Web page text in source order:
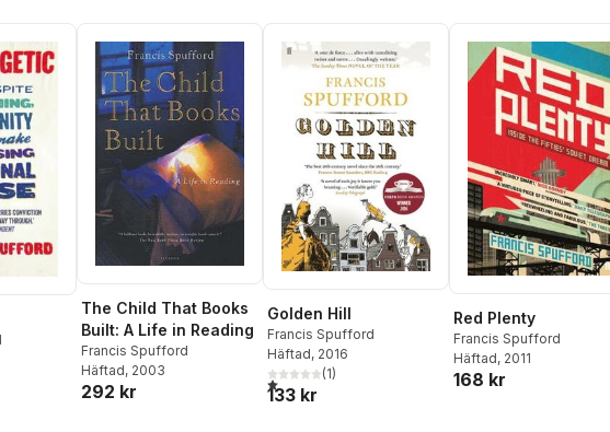
The Child That Books
Built: A Life in Reading
Francis Spufford
Häftad, 2003
292 kr
Golden Hill
Francis Spufford
Häftad, 2016
1,0utav 5 stjärnor. Totalt antal röster:
(1)
133 kr
Red Plenty
Francis Spufford
Häftad, 2011
168 kr